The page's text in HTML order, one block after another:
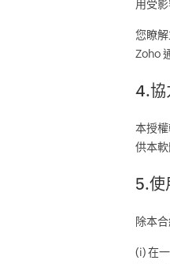
用受
您瞭
Zoho
4.協
本授
供本
5.使
除本
(i) 在